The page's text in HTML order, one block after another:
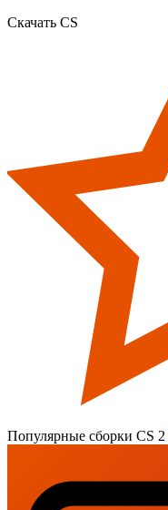
Скачать CS
Популярные сборки CS 2